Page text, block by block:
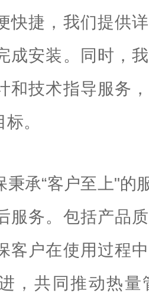
快捷，我们提供
成安装。同时，
和技术指导服务
。
秉承“客户至上"的
服务。包括产品
客户在使用过程
，共同推动热